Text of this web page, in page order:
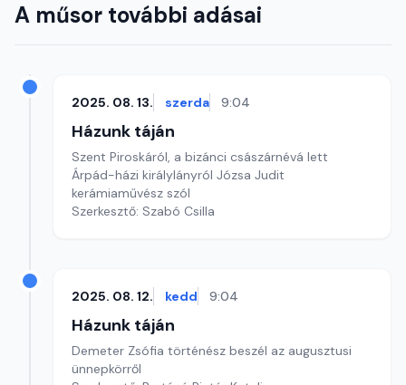
A műsor további adásai
2025. 08. 13. szerda 9:04
Házunk táján
Szent Piroskáról, a bizánci császárnévá lett
Árpád-házi királylányról Józsa Judit
kerámiaművész szól
Szerkesztő: Szabó Csilla
2025. 08. 12. kedd 9:04
Házunk táján
Demeter Zsófia történész beszél az augusztusi
ünnepkörről